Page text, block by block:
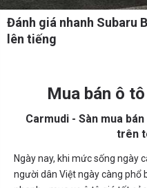
Đánh giá nhanh Subaru
lên tiếng
Mua bán ô
Carmudi - Sàn mua
trên
Ngày nay, khi mức sống ngày
người dân Việt ngày càng phổ